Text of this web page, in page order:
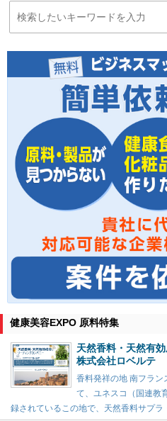
健康美容EXPO 原料特集
天然香料・天然有
株式会社ロベルテ
香料発祥の地 南フラン
て、ユネスコ（国連教
録されているこの地で、天然香料サプラ